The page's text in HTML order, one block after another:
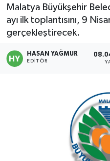
Malatya Büyükşehir
ayı ilk toplantısını, 9
gerçekleştirecek.
HASAN YAĞMUR
EDITÖR
Kadın
Kültür & Sanat
Magazin
Tüm Manşetler
Son Dakika Haberleri
Haber Arşivi